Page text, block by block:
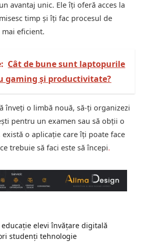
avantaj unic. Ele îți oferă acces la
timp și îți fac procesul de
eficient.
Cât de bune sunt laptopurile
gaming și productivitate?
înveți o limbă nouă, să-ți organizezi
pentru un examen sau să obții o
o aplicație care îți poate face
trebuie să faci este să începi.
educație elevi învățare digitală
studenți tehnologie